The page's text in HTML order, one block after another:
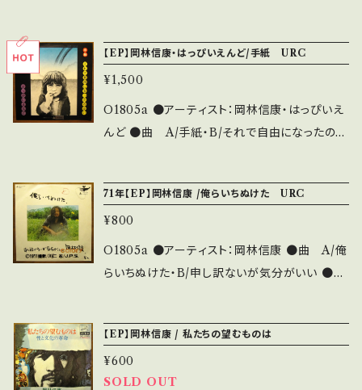
ps://youtu.be/tTSyslbBjIo B■OBK002■
https://youtu.be/7w_N9PaExTE ●状態：
ジャケ/盤：A-/B (国内盤) * 【状態説明の見方】
About 画面にてご確認ください。 その他、お
【EP】岡林信康・はっぴいえんど/手紙 URC
¥1,500
O1805a ●アーティスト：岡林信康・はっぴいえ
んど ●曲 A/手紙・B/それで自由になったのか
んどがバックバンド。 ■OBK071■ A) http
s://youtu.be/Mg0hjTwpNoE ●状態：ジャ
ケ/盤：B-/B (国内盤) *ジャケ裏書き込みあり
【状態説明の見方】About 画面にてご確認くだ
71年【EP】岡林信康 /俺らいちぬけた URC
¥800
O1805a ●アーティスト：岡林信康 ●曲 A/俺
らいちぬけた・B/申し訳ないが気分がいい ●説
面にてご確認ください。 その他、お知らせなど
もそちらに載せております。
【EP】岡林信康 / 私たちの望むものは
¥600
SOLD OUT